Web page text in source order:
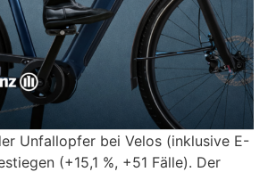
Unfallopfer bei Velos (inklusive E-
(+15,1 %, +51 Fälle). Der